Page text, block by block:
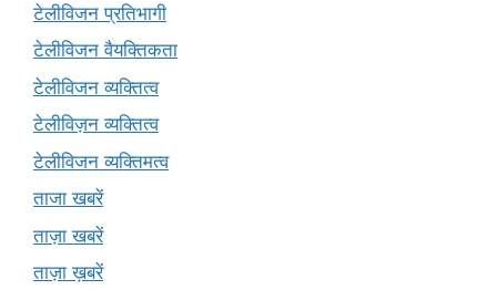
टेलीविजन प्रतिभागी
टेलीविजन वैयक्तिकता
टेलीविजन व्यक्तित्व
टेलीविज़न व्यक्तित्व
टेलीविजन व्यक्तिमत्व
ताजा खबरें
ताज़ा खबरें
ताज़ा ख़बरें